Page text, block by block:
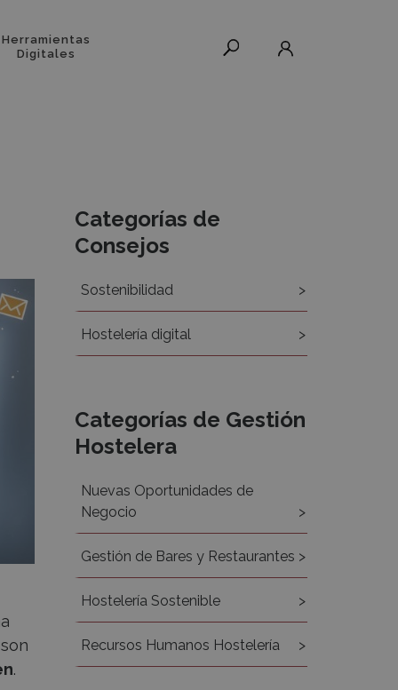
Herramientas
Digitales
.
Recursos
Categorías de
Consejos
Sostenibilidad
Hostelería digital
Categorías de Gestión
Hostelera
Nuevas Oportunidades de
Negocio
Gestión de Bares y Restaurantes
Hostelería Sostenible
Recursos Humanos Hostelería